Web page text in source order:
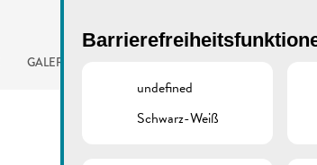
GALERIE
undefined
Schwarz-Weiß